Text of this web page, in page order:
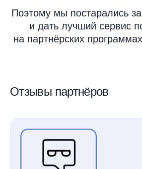
Поэтому мы постарались
и дать лучший сервис
на партнёрских
Отзывы партнёров